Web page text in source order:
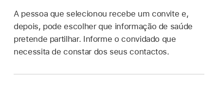
A pessoa que selecionou recebe um convite e,
depois, pode escolher que informação de saúde
pretende partilhar. Informe o convidado que
necessita de constar dos seus contactos.